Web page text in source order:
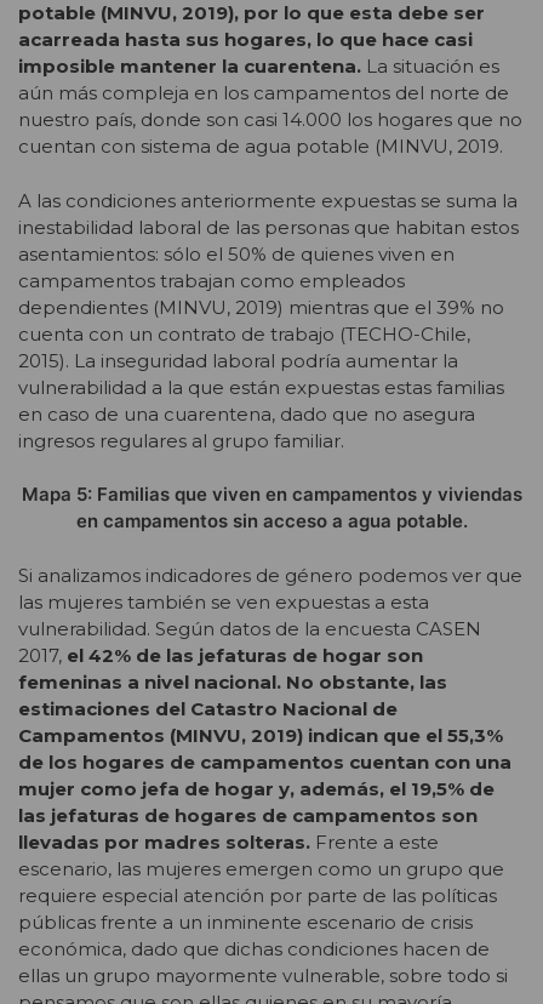
potable (MINVU, 2019), por lo que esta debe ser
acarreada hasta sus hogares, lo que hace casi
imposible mantener la cuarentena. La situación es
aún más compleja en los campamentos del norte de
nuestro país, donde son casi 14.000 los hogares que no
cuentan con sistema de agua potable (MINVU, 2019.
A las condiciones anteriormente expuestas se suma la
inestabilidad laboral de las personas que habitan estos
asentamientos: sólo el 50% de quienes viven en
campamentos trabajan como empleados
dependientes (MINVU, 2019) mientras que el 39% no
cuenta con un contrato de trabajo (TECHO-Chile,
2015). La inseguridad laboral podría aumentar la
vulnerabilidad a la que están expuestas estas familias
en caso de una cuarentena, dado que no asegura
ingresos regulares al grupo familiar.
Mapa 5: Familias que viven en campamentos y viviendas
en campamentos sin acceso a agua potable.
Si analizamos indicadores de género podemos ver que
las mujeres también se ven expuestas a esta
vulnerabilidad. Según datos de la encuesta CASEN
2017, el 42% de las jefaturas de hogar son
femeninas a nivel nacional. No obstante, las
estimaciones del Catastro Nacional de
Campamentos (MINVU, 2019) indican que el 55,3%
de los hogares de campamentos cuentan con una
mujer como jefa de hogar y, además, el 19,5% de
las jefaturas de hogares de campamentos son
llevadas por madres solteras. Frente a este
escenario, las mujeres emergen como un grupo que
requiere especial atención por parte de las políticas
públicas frente a un inminente escenario de crisis
económica, dado que dichas condiciones hacen de
ellas un grupo mayormente vulnerable, sobre todo si